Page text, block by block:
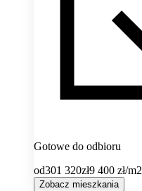
Gotowe do odbioru
od301 320zł9 400 zł/m2
Zobacz mieszkania